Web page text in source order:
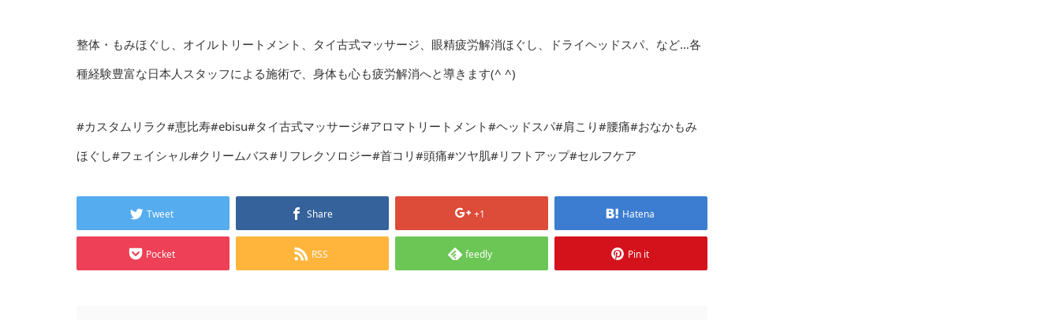
整体・もみほぐし、オイルトリートメント、タイ古式マッサージ、眼精疲労解消ほぐし、ドライヘッドスパ、など…各
種経験豊富な日本人スタッフによる施術で、身体も心も疲労解消へと導きます(^ ^)
#カスタムリラク#恵比寿#ebisu#タイ古式マッサージ#アロマトリートメント#ヘッドスパ#肩こり#腰痛#おなかもみ
ほぐし#フェイシャル#クリームバス#リフレクソロジー#首コリ#頭痛#ツヤ肌#リフトアップ#セルフケア
Tweet Share +1 Hatena
Pocket RSS feedly Pin it